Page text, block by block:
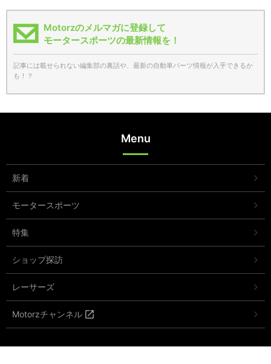
Motorzのメルマガに登録して
モータースポーツの最新情報を！
記事には載せられない編集部の裏話や、最新の自動車パーツ情報が入手できるか
も！？
Menu
新着
モータースポーツ
特集
ショップ探訪
レーサーズ
Motorzチャンネル